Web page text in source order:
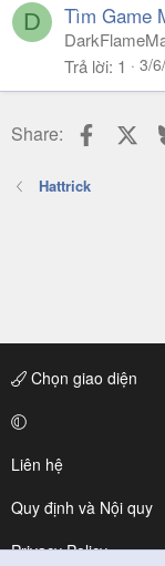
D Tìm Game
Trả lời 1 3/
Share:
Hattrick
Chọn giao diện
Liên hệ
Quy định và Nội quy
Privacy Policy